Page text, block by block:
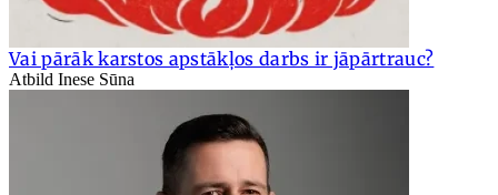
Vai pārāk karstos apstākļos darbs ir jāpārtrauc?
Atbild Inese Sūna